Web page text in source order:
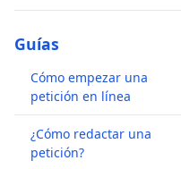
Guías
Cómo empezar una
petición en línea
¿Cómo redactar una
petición?